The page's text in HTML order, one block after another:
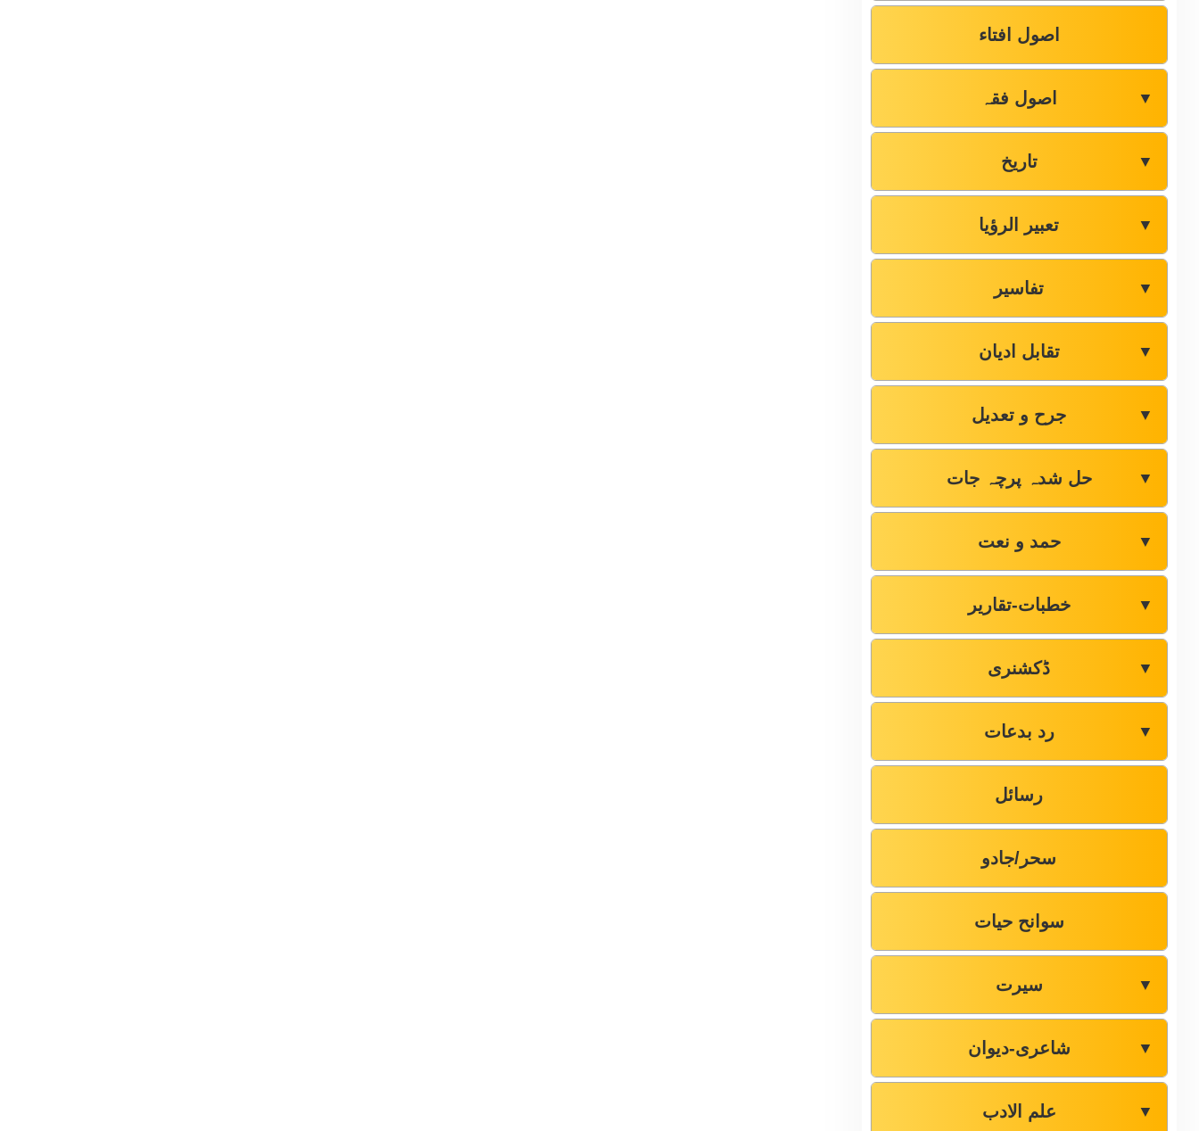
اصول افتاء
اصول فقہ ▼
تاریخ ▼
تعبیر الرؤیا ▼
تفاسیر ▼
تقابل ادیان ▼
جرح و تعدیل ▼
حل شدہ پرچہ جات ▼
حمد و نعت ▼
خطبات-تقاریر ▼
ڈکشنری ▼
رد بدعات ▼
رسائل
سحر/جادو
سوانح حیات
سیرت ▼
شاعری-دیوان ▼
علم الادب ▼